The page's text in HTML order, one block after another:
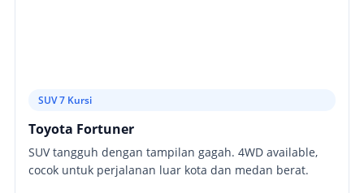
SUV 7 Kursi
Toyota Fortuner
SUV tangguh dengan tampilan gagah. 4WD available,
cocok untuk perjalanan luar kota dan medan berat.